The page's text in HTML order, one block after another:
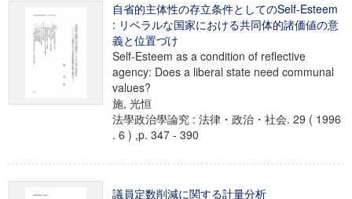
自省的主体性の存立条件としてのSelf-Esteem
: リベラルな国家における共同体的諸価値の意
義と位置づけ
Self-Esteem as a condition of reflective
agency: Does a liberal state need communal
values?
施, 光恒
法學政治學論究 : 法律・政治・社会. 29 ( 1996
. 6 ) ,p. 347 - 390
議員定数削減に関する計量分析